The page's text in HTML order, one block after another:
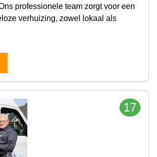
professionele team zorgt voor een
verhuizing, zowel lokaal als
17